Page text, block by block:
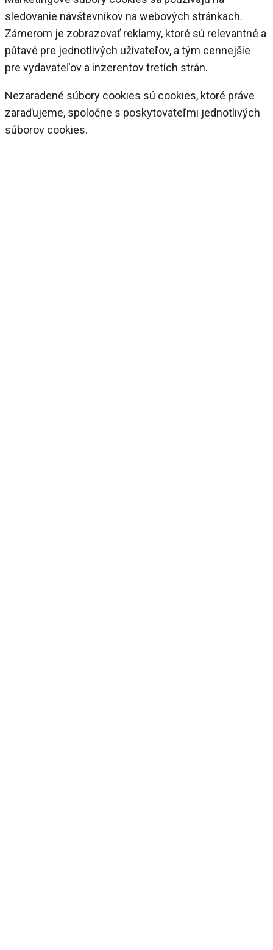
sledovanie návštevníkov na webových stránkach.
Zámerom je zobrazovať reklamy, ktoré sú relevantné a
pútavé pre jednotlivých užívateľov, a tým cennejšie
pre vydavateľov a inzerentov tretích strán.
Nezaradené súbory cookies sú cookies, ktoré práve
zaraďujeme, spoločne s poskytovateľmi jednotlivých
súborov cookies.